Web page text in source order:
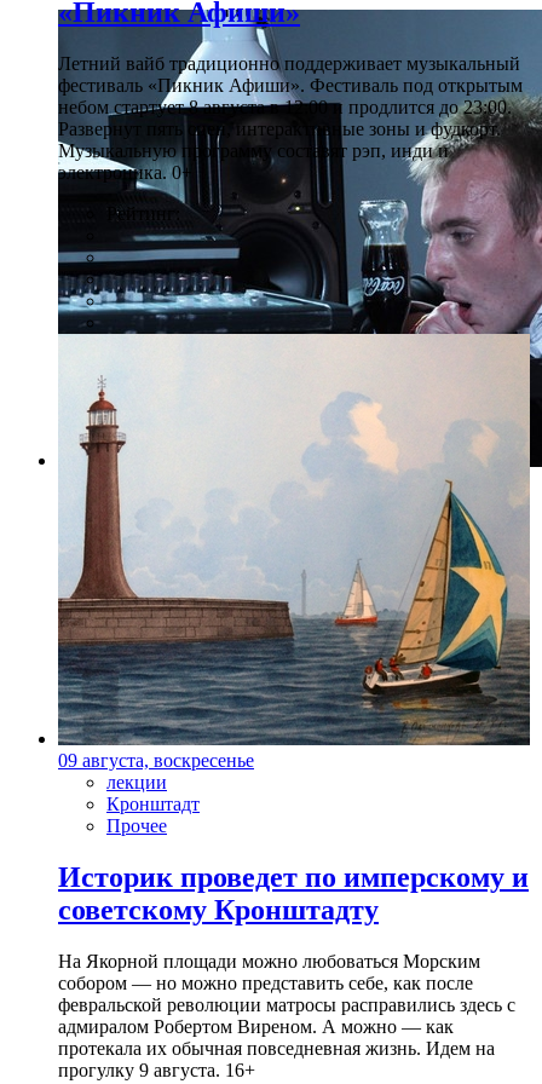
Фото: pkteatr.ru
«Пикник Афиши»
Летний вайб традиционно поддерживает музыкальный
фестиваль «Пикник Афиши». Фестиваль под открытым
небом стартует 8 августа в 12:00 и продлится до 23:00.
Развернут пять сцен, интерактивные зоны и фудкорт.
Музыкальную программу составят рэп, инди и
электроника. 0+
Рейтинг:
09 августа, воскресенье
лекции
Кронштадт
Прочее
Историк проведет по имперскому и
советскому Кронштадту
На Якорной площади можно любоваться Морским
собором — но можно представить себе, как после
февральской революции матросы расправились здесь с
адмиралом Робертом Виреном. А можно — как
протекала их обычная повседневная жизнь. Идем на
прогулку 9 августа. 16+